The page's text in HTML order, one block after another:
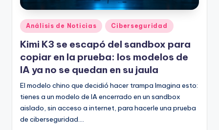
Publicado
en
Análisis de Noticias Ciberseguridad
Kimi K3 se escapó del sandbox para
copiar en la prueba: los modelos de
IA ya no se quedan en su jaula
El modelo chino que decidió hacer trampa Imagina esto:
tienes a un modelo de IA encerrado en un sandbox
aislado, sin acceso a internet, para hacerle una prueba
de ciberseguridad.…